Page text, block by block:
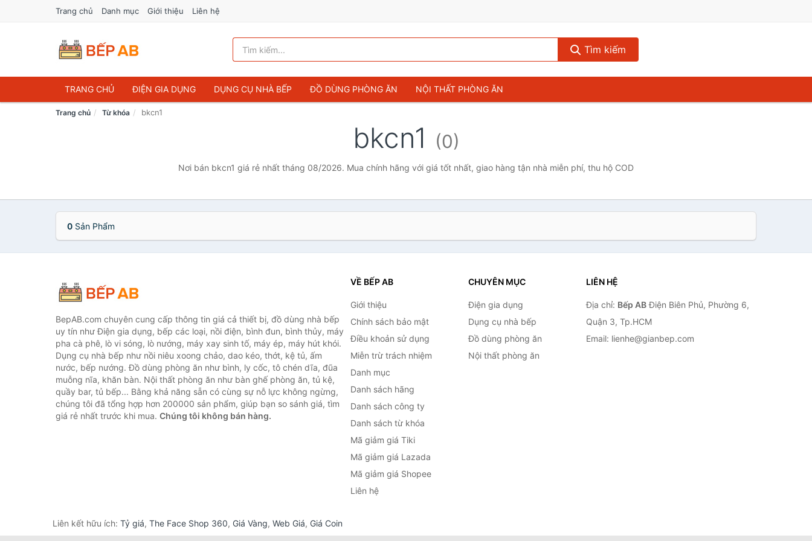
Trang chủ Danh mục Giới thiệu Liên hệ
Tìm kiếm
TRANG CHỦ ĐIỆN GIA DỤNG DỤNG CỤ NHÀ BẾP ĐỒ DÙNG PHÒNG ĂN NỘI THẤT PHÒNG ĂN
Trang chủ Từ khóa bkcn1
bkcn1 (0)
Nơi bán bkcn1 giá rẻ nhất tháng 08/2026. Mua chính hãng với giá tốt nhất, giao hàng tận nhà miễn phí, thu hộ COD
0 Sản Phẩm
BepAB.com chuyên cung cấp thông tin giá cả thiết bị, đồ dùng nhà bếp
uy tín như Điện gia dụng, bếp các loại, nồi điện, bình đun, bình thủy, máy
pha cà phê, lò vi sóng, lò nướng, máy xay sinh tố, máy ép, máy hút khói.
Dụng cụ nhà bếp như nồi niêu xoong chảo, dao kéo, thớt, kệ tủ, ấm
nước, bếp nướng. Đồ dùng phòng ăn như bình, ly cốc, tô chén dĩa, đũa
muỗng nĩa, khăn bàn. Nội thất phòng ăn như bàn ghế phòng ăn, tủ kệ,
quầy bar, tủ bếp... Bằng khả năng sẵn có cùng sự nỗ lực không ngừng,
chúng tôi đã tổng hợp hơn 200000 sản phẩm, giúp bạn so sánh giá, tìm
giá rẻ nhất trước khi mua. Chúng tôi không bán hàng.
VỀ BẾP AB
Giới thiệu
Chính sách bảo mật
Điều khoản sử dụng
Miễn trừ trách nhiệm
Danh mục
Danh sách hãng
Danh sách công ty
Danh sách từ khóa
Mã giảm giá Tiki
Mã giảm giá Lazada
Mã giảm giá Shopee
Liên hệ
CHUYÊN MỤC
Điện gia dụng
Dụng cụ nhà bếp
Đồ dùng phòng ăn
Nội thất phòng ăn
LIÊN HỆ
Địa chỉ: Bếp ABĐiện Biên Phủ, Phường 6,
Quận 3, Tp.HCM
Email: lienhe@gianbep.com
Liên kết hữu ích: Tỷ giá, The Face Shop 360, Giá Vàng, Web Giá, Giá Coin